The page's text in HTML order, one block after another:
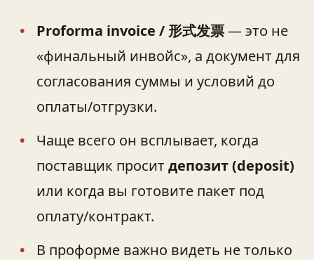
Proforma invoice / 形式发票— это не
«финальный инвойс», а документ для
согласования суммы и условий до
оплаты/отгрузки.
Чаще всего он всплывает, когда
поставщик просит депозит (deposit)
или когда вы готовите пакет под
оплату/контракт.
В проформе важно видеть не только